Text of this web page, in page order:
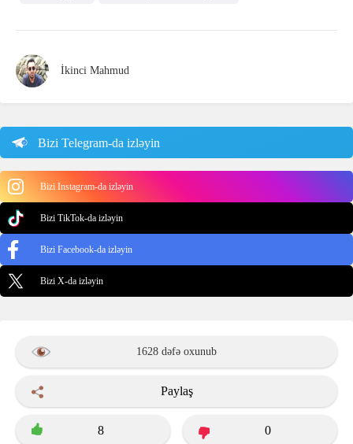
İkinci Mahmud
Bizi Telegram-da izləyin
Bizi Instagram-da izləyin
Bizi TikTok-da izləyin
Bizi Facebook-da izləyin
Bizi X-da izləyin
1628 dəfə oxunub
Paylaş
8 0